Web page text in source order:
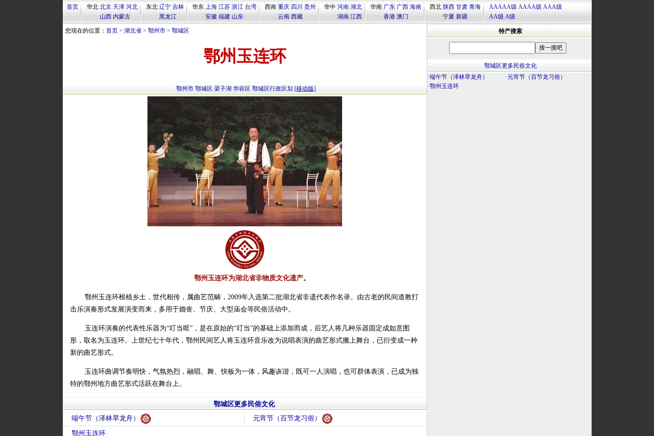
首页 华北 北京 天津 河北
山西 内蒙古
东北 辽宁 吉林
黑龙江
华东 上海 江苏 浙江 台湾
安徽 福建 山东
西南 重庆 四川 贵州
云南 西藏
华中 河南 湖北
湖南 江西
华南 广东 广西 海南
香港 澳门
西北 陕西 甘肃 青海
宁夏 新疆
AAAAA级 AAAA级 AAA级
AA级 A级
您现在的位置： 首页> 湖北省> 鄂州市> 鄂城区
鄂州玉连环
鄂州市 鄂城区 梁子湖 华容区 鄂城区行政区划 [移动版]
鄂州玉连环为湖北省非物质文化遗产。
鄂州玉连环根植乡土，世代相传，属曲艺范畴，2009年入选第二批湖北省非遗代表作名录。由古老的民间道教打
击乐演奏形式发展演变而来，多用于婚丧、节庆、大型庙会等民俗活动中。
玉连环演奏的代表性乐器为“叮当哐”，是在原始的“叮当”的基础上添加而成，后艺人将几种乐器固定成如意图
形，取名为玉连环。上世纪七十年代，鄂州民间艺人将玉连环音乐改为说唱表演的曲艺形式搬上舞台，已衍变成一种
新的曲艺形式。
玉连环曲调节奏明快，气氛热烈，融唱、舞、快板为一体，风趣诙谐，既可一人演唱，也可群体表演，已成为独
特的鄂州地方曲艺形式活跃在舞台上。
鄂城区更多民俗文化
端午节（泽林旱龙舟）
元宵节（百节龙习俗）
鄂州玉连环
特产搜索
鄂城区更多民俗文化
·端午节（泽林旱龙舟） ·元宵节（百节龙习俗）
·鄂州玉连环